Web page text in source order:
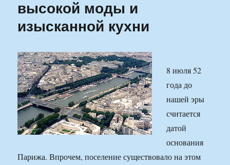
высокой моды и
изысканной кухни
8 июля 52
года до
нашей эры
считается
датой
основания
Парижа. Впрочем, поселение существовало на этом